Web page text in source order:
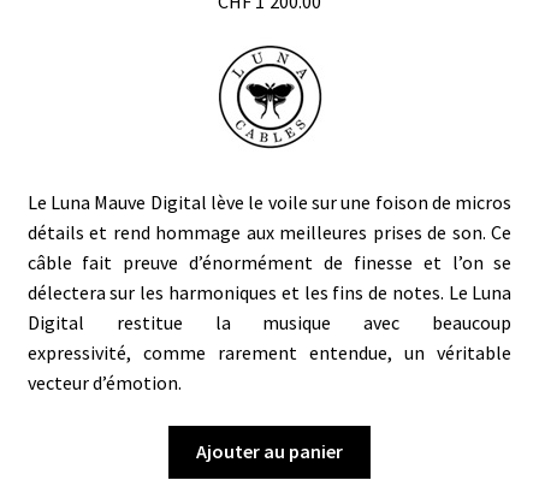
Le Luna Mauve Digital lève le voile sur une foison de micros
détails et rend hommage aux meilleures prises de son. Ce
câble fait preuve d’énormément de finesse et l’on se
délectera sur les harmoniques et les fins de notes. Le Luna
Digital restitue la musique avec beaucoup
expressivité, comme rarement entendue, un véritable
vecteur d’émotion.
Ajouter au panier